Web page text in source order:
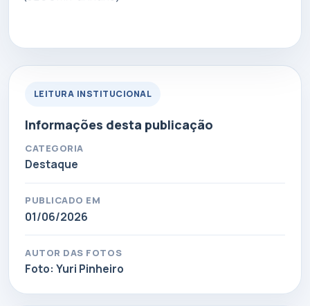
LEITURA INSTITUCIONAL
Informações desta publicação
CATEGORIA
Destaque
PUBLICADO EM
01/06/2026
AUTOR DAS FOTOS
Foto: Yuri Pinheiro